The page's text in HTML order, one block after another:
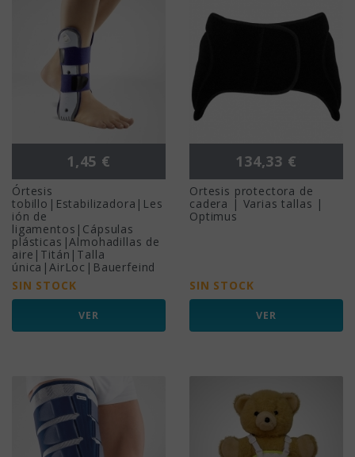
Precio
1,45 €
Órtesis
tobillo|Estabilizadora|Les
ión de
ligamentos|Cápsulas
plásticas|Almohadillas de
aire|Titán|Talla
única|AirLoc|Bauerfeind
SIN STOCK
VER
Precio
134,33 €
Ortesis protectora de
cadera | Varias tallas |
Optimus
SIN STOCK
VER